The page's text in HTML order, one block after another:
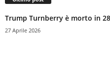
Trump Turnberry è morto in
27 Aprile 2026